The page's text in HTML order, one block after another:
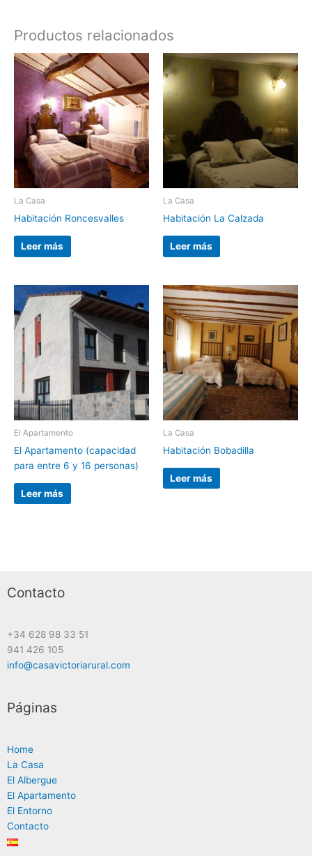
Productos relacionados
La Casa
Habitación Roncesvalles
Leer más
La Casa
Habitación La Calzada
Leer más
El Apartamento
El Apartamento (capacidad
para entre 6 y 16 personas)
Leer más
La Casa
Habitación Bobadilla
Leer más
Contacto
+34 628 98 33 51
941 426 105
info@casavictoriarural.com
Páginas
Home
La Casa
El Albergue
El Apartamento
El Entorno
Contacto